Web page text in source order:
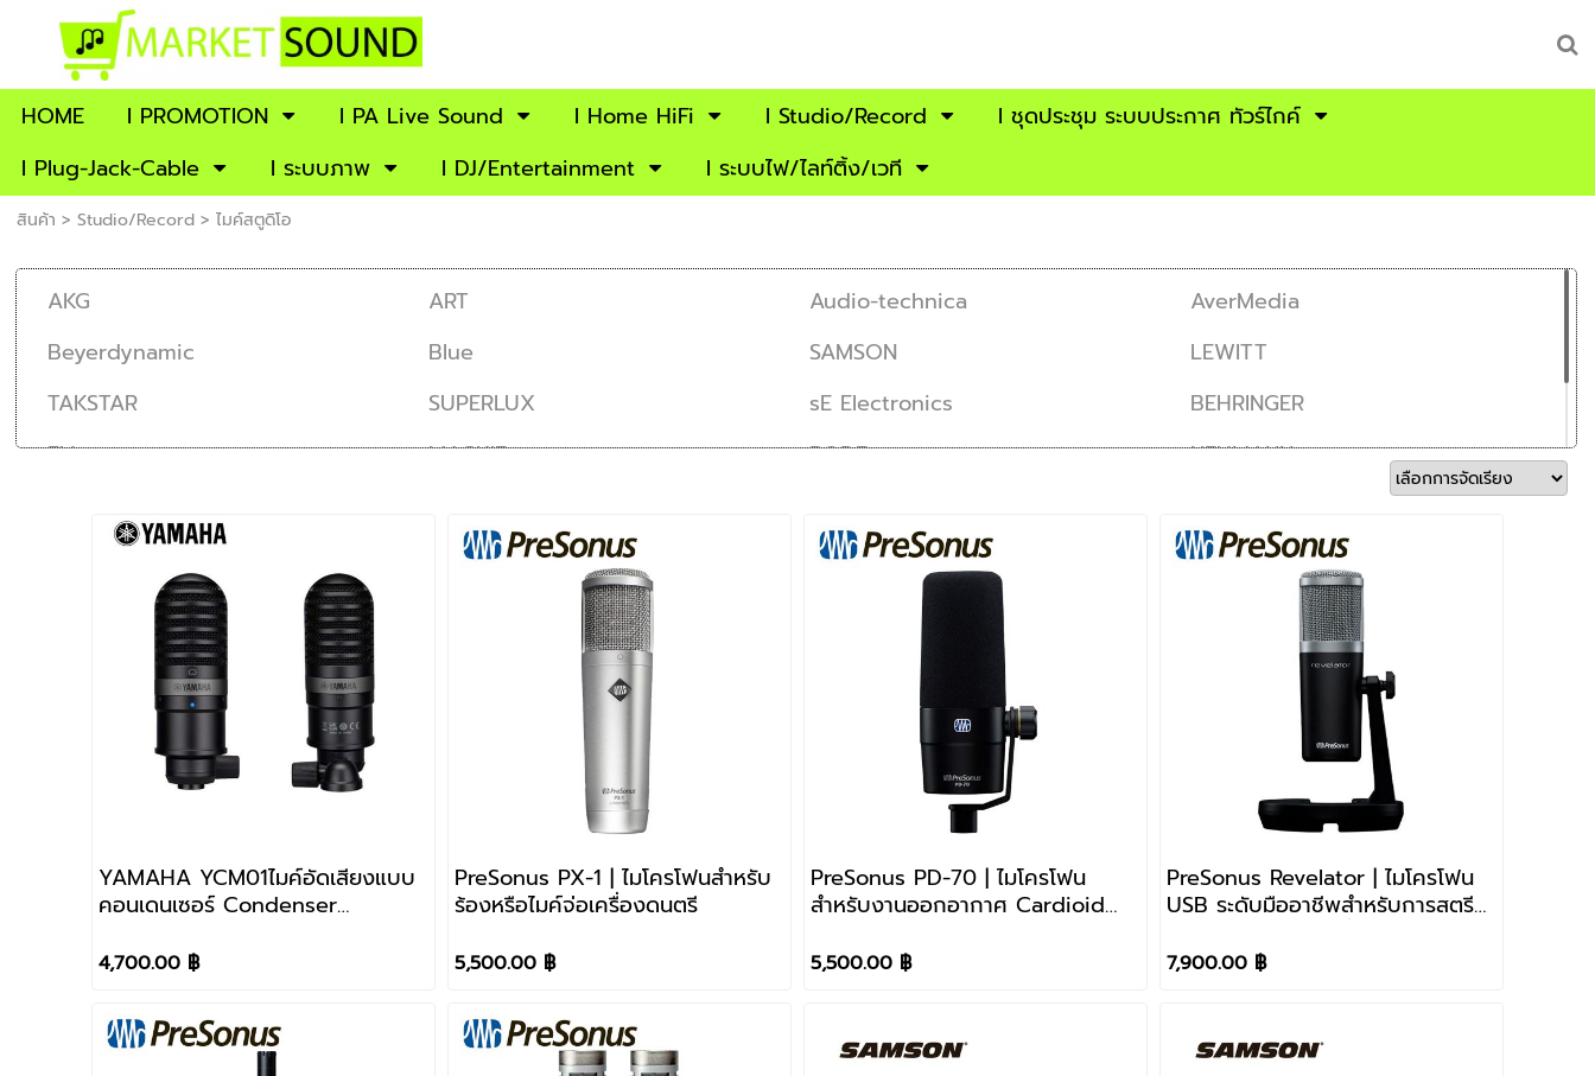
HOME I PROMOTION l PA Live Sound I Home HiFi I Studio/Record
l ชุดประชุม ระบบประกาศ ทัวร์ไกค์
I Plug-Jack-Cable
I ระบบภาพ I DJ/Entertainment I ระบบไฟ/ไลท์ติ้ง/เวที
สินค้า > Studio/Record> ไมค์สตูดิโอ
AKG ART Audio-technica
AverMedia
Beyerdynamic
Blue SAMSON
LEWITT
TAKSTAR
SUPERLUX sE Electronics
BEHRINGER
EV
MACKIE RODE
NEUMANN
YAMAHA YCM01ไมค์อัดเสียงแบบ
คอนเดนเซอร์ Condenser
4,700.00 ฿
PreSonus PX-1 | ไมโครโฟนสำหรับ
ร้องหรือไมค์จ่อเครื่องดนตรี
5,500.00 ฿
PreSonus PD-70 | ไมโครโฟน
สำหรับงานออกอากาศ Cardioid
5,500.00 ฿
PreSonus Revelator | ไมโครโฟน
USB ระดับมืออาชีพสำหรับการสตรี
7,900.00 ฿